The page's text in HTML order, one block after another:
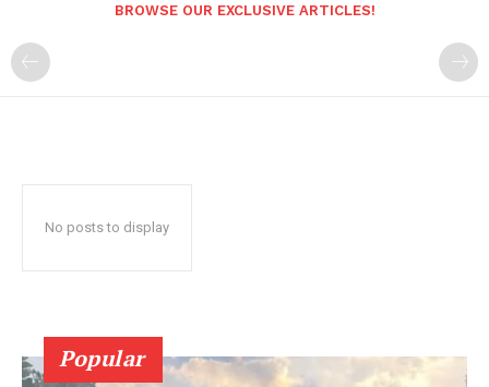
BROWSE OUR EXCLUSIVE ARTICLES!
No posts to display
Popular